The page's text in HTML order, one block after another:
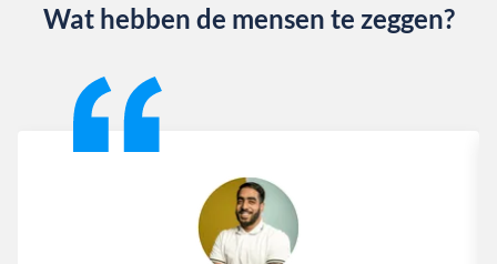
Wat hebben de mensen te zeggen?